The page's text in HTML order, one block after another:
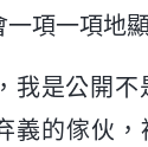
項一項地
我是公開不
的傢伙，